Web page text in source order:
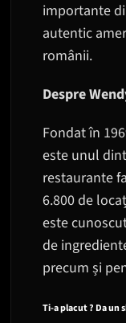
importante
autentic
românii.
Despre
Fondat în
este unul
restaurante
6.800 de
este
de
precum și
Ti-a placut ? Da un